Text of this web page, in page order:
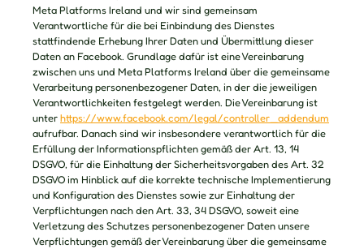
Meta Platforms Ireland und wir sind gemeinsam
Verantwortliche für die bei Einbindung des Dienstes
stattfindende Erhebung Ihrer Daten und Übermittlung dieser
Daten an Facebook. Grundlage dafür ist eine Vereinbarung
zwischen uns und Meta Platforms Ireland über die gemeinsame
Verarbeitung personenbezogener Daten, in der die jeweiligen
Verantwortlichkeiten festgelegt werden. Die Vereinbarung ist
unter https://www.facebook.com/legal/controller_addendum
aufrufbar. Danach sind wir insbesondere verantwortlich für die
Erfüllung der Informationspflichten gemäß der Art. 13, 14
DSGVO, für die Einhaltung der Sicherheitsvorgaben des Art. 32
DSGVO im Hinblick auf die korrekte technische Implementierung
und Konfiguration des Dienstes sowie zur Einhaltung der
Verpflichtungen nach den Art. 33, 34 DSGVO, soweit eine
Verletzung des Schutzes personenbezogener Daten unsere
Verpflichtungen gemäß der Vereinbarung über die gemeinsame